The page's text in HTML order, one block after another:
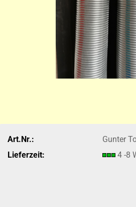
Art.Nr.:
Gunter
Lieferzeit:
4 -8